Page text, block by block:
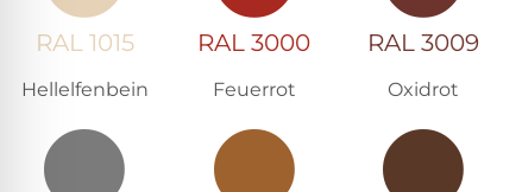
RAL 1015
Hellelfenbein
RAL 3000
Feuerrot
RAL 3009
Oxidrot